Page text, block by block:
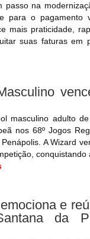
passo na
para o pagamento
mais praticidade,
suas faturas em
masculino adulto
nos 68º Jogos
A Wizard
conquistando
e
da